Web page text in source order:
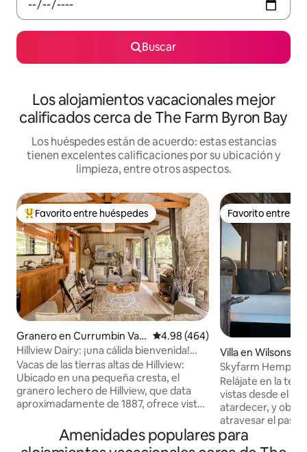
Buscar
Los alojamientos vacacionales mejor
calificados cerca de The Farm Byron Bay
Los huéspedes están de acuerdo: estas estancias
tienen excelentes calificaciones por su ubicación y
limpieza, entre otros aspectos.
De los mejores en Favorito entre huéspedes
Favorito entre huéspedes
Granero en Currumbin Vall
ey
Calificación promedio: 4.98 de
4.98 (464)
Hillview Dairy: ¡una cálida bienvenida!
Vacas de granja de las Tierras Altas
Vacas de las tierras altas de Hillview:
Ubicado en una pequeña cresta, el
granero lechero de Hillview, que data
aproximadamente de 1887, ofrece vistas
Tallebudgera, al arroyo Currumbin y al
paisaje agrícola del valle. 🐮 Vaca lechera
Favorito entre
Favorito entre
Villa en Wilsons
Skyfarm Hemp
Hinterland
Relájate en la
vistas desde el
atardecer, y
atravesar el
independiente en
de ganado en
Amenidades populares para